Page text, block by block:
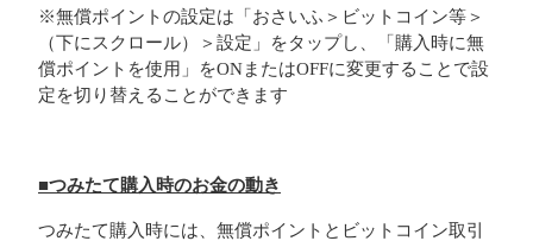
※無償ポイントの設定は「おさいふ＞ビットコイン等＞
（下にスクロール）＞設定」をタップし、「購入時に無
償ポイントを使用」をONまたはOFFに変更することで設
定を切り替えることができます
■つみたて購入時のお金の動き
つみたて購入時には、無償ポイントとビットコイン取引